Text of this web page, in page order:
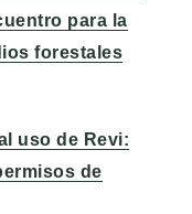
para la
forestales
uso de Revi:
de